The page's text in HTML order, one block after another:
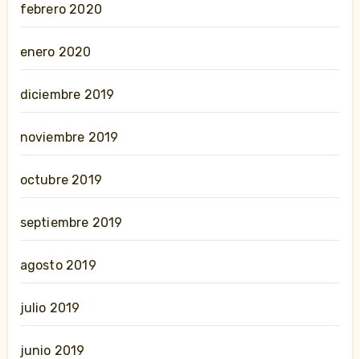
febrero 2020
enero 2020
diciembre 2019
noviembre 2019
octubre 2019
septiembre 2019
agosto 2019
julio 2019
junio 2019